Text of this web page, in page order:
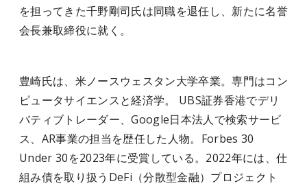
を担ってきた千野剛司氏は同職を退任し、新たに名誉
会長兼取締役に就く。
豊崎氏は、米ノースウェスタン大学卒業。専門はコン
ピュータサイエンスと経済学。 UBS証券香港でデリ
バティブトレーダー、Google日本法人で検索サービ
ス、AR事業の担当を歴任した人物。Forbes 30
Under 30を2023年に受賞している。2022年には、仕
組み債を取り扱うDeFi（分散型金融）プロジェクト